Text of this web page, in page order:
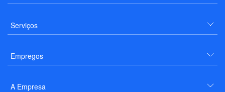
Serviços
Empregos
A Empresa